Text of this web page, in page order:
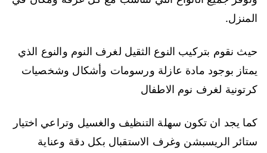
المنزل.
حيث نقوم بتركيب النوع الثقيل لغرف النوم والنوع الذي
يمتاز بوجود مادة عازلة ورسومات وأشكال وشخصيات
كرتونية لغرف نوم الاطفال
كما يجد ان تكون سهلة التنظيف والغسيل وتراعي اختيار
ستائر الريسبشن وغرف الاستقبال بكل دقة وعناية